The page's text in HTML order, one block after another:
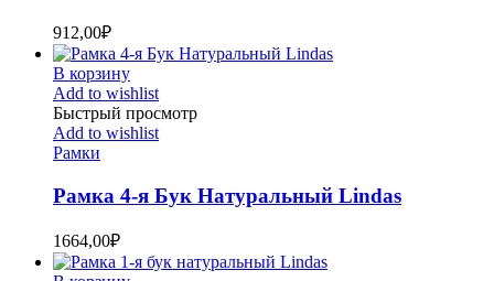
912,00₽
В корзину
Add to wishlist
Быстрый просмотр
Add to wishlist
Рамки
Рамка 4-я Бук Натуральный Lindas
1664,00₽